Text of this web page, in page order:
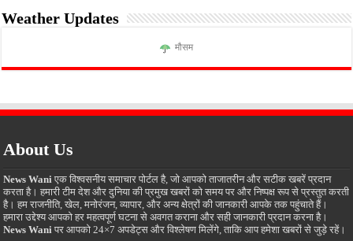
Weather Updates
मौसम
About Us
News Wani एक विश्वसनीय समाचार पोर्टल है, जो आपको ताजातरीन और सटीक खबरें प्रदान
करता है। हमारी टीम देश और दुनिया की प्रमुख खबरों को समय पर और निष्पक्ष रूप से प्रस्तुत करती
है। हम राजनीति, खेल, मनोरंजन, व्यापार, और अन्य क्षेत्रों की जानकारी आपके तक पहुंचाते हैं।
हमारा उद्देश्य आपको हर महत्वपूर्ण घटना से अवगत कराना और सही जानकारी प्रदान करना है।
News Wani पर आपको 24×7 अपडेट्स और विश्लेषण मिलेंगे, ताकि आप हमेशा खबरों से जुड़े रहें।